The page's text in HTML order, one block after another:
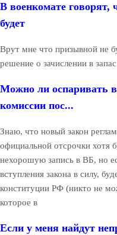
В военкомате говорят,
будет
Врут мне что призывной не
решение о зачислении в
Можно ли оспаривать
комиссии пос...
Знаю, что новый закон
официальной отсрочки хотя
нехорошую запись в ВБ, но
вступления закона в силу,
конституции РФ (никто не
которое в
Если у меня найдут